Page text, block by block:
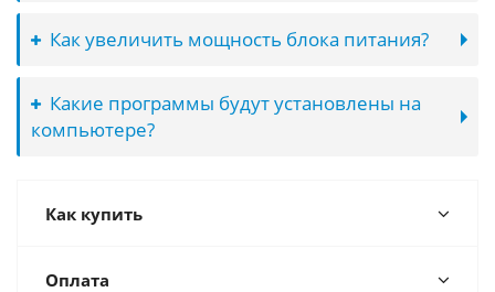
Как увеличить мощность блока питания?
Какие программы будут установлены на
компьютере?
Как купить
Оплата